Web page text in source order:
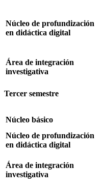
Núcleo de profundización
en didáctica digital
Área de integración
investigativa
Tercer semestre
Núcleo básico
Núcleo de profundización
en didáctica digital
Área de integración
investigativa